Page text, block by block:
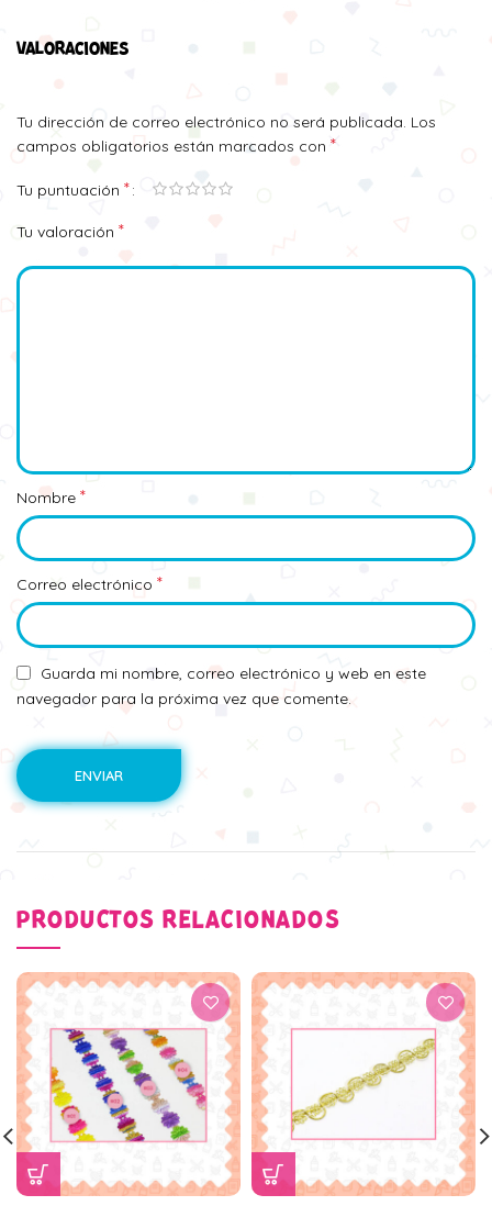
VALORACIONES
Tu dirección de correo electrónico no será publicada. Los
campos obligatorios están marcados con *
Tu puntuación *
Tu valoración *
Nombre *
Correo electrónico *
Guarda mi nombre, correo electrónico y web en este
navegador para la próxima vez que comente.
PRODUCTOS RELACIONADOS